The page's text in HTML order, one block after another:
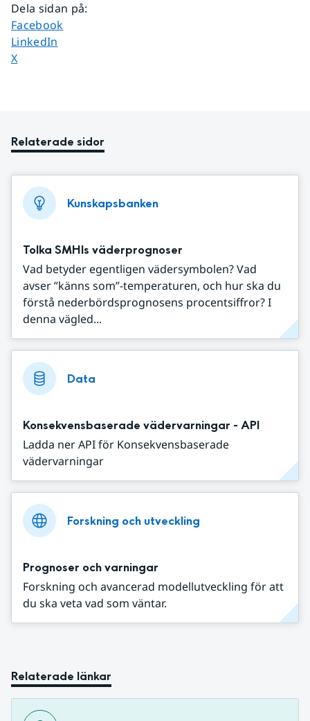
Dela sidan på:
Dela sidan på
Facebook
Dela sidan på
LinkedIn
Dela sidan på
X
Relaterade sidor
Kunskapsbanken
Tolka SMHIs väderprognoser
Vad betyder egentligen vädersymbolen? Vad
avser ”känns som”-temperaturen, och hur ska du
förstå nederbördsprognosens procentsiffror? I
denna vägled...
Data
Konsekvensbaserade vädervarningar - API
Ladda ner API för Konsekvensbaserade
vädervarningar
Forskning och utveckling
Prognoser och varningar
Forskning och avancerad modellutveckling för att
du ska veta vad som väntar.
Relaterade länkar